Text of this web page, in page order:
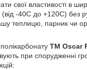
свої властивості в
(від -40С до +120С) без
теплицю, парник чи
ТМ Oscar
при спорудженні